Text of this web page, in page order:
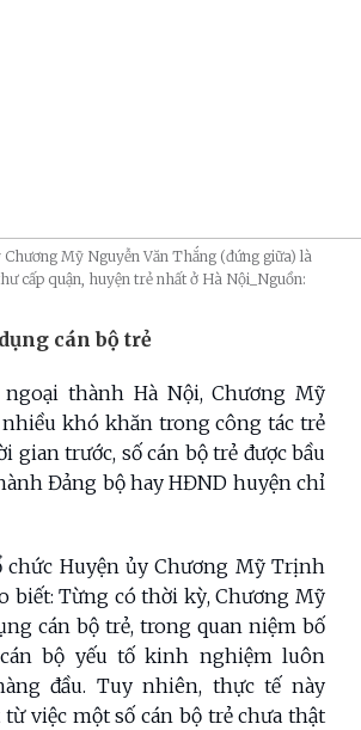
Mỹ Nguyễn Văn Thắng (đứng giữa) là
cấp quận, huyện trẻ nhất ở Hà Nội_Nguồn:
cán bộ trẻ
thành Hà Nội, Chương Mỹ
khó khăn trong công tác trẻ
gian trước, số cán bộ trẻ được bầu
Đảng bộ hay HĐND huyện chỉ
chức Huyện ủy Chương Mỹ Trịnh
biết: Từng có thời kỳ, Chương Mỹ
cán bộ trẻ, trong quan niệm bố
bộ yếu tố kinh nghiệm luôn
đầu. Tuy nhiên, thực tế này
việc một số cán bộ trẻ chưa thật